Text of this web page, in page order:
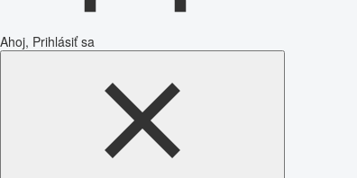
Ahoj, Prihlásiť sa